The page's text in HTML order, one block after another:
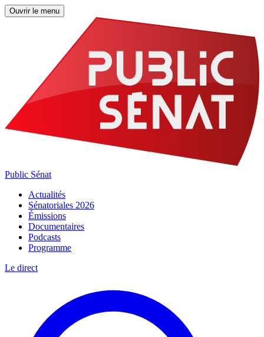
Ouvrir le menu
Public Sénat
Actualités
Sénatoriales 2026
Émissions
Documentaires
Podcasts
Programme
Le direct